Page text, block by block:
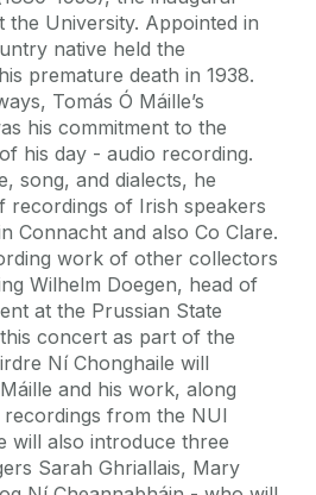
University. Appointed in
native held the
premature death in 1938.
Tomás Ó Máille’s
his commitment to the
his day - audio recording.
song, and dialects, he
recordings of Irish speakers
Connacht and also Co Clare.
work of other collectors
Wilhelm Doegen, head of
at the Prussian State
concert as part of the
Ní Chonghaile will
and his work, along
from the NUI
will also introduce three
Sarah Ghriallais, Mary